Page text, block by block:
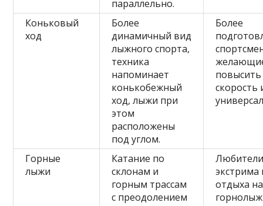
параллельно.
Коньковый
ход
Более
динамичный вид
лыжного спорта,
техника
напоминает
конькобежный
ход, лыжи при
этом
расположены
под углом.
Более
повысить
скорость
Горные
лыжи
Катание по
склонам и
горным трассам
с преодолением
экстрима
отдыха на